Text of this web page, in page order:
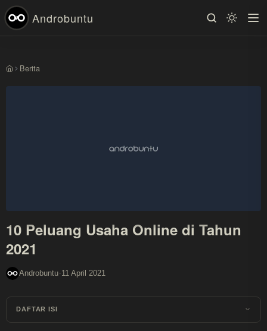
Androbuntu
Beranda
Berita
10 Peluang Usaha Online di Tahun
2021
Androbuntu·11 April 2021
DAFTAR ISI